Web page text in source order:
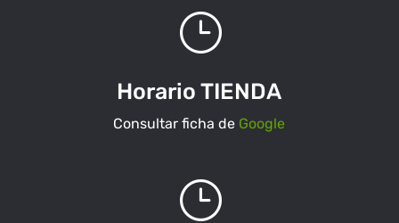
}
Horario TIENDA
Consultar ficha de Google
}